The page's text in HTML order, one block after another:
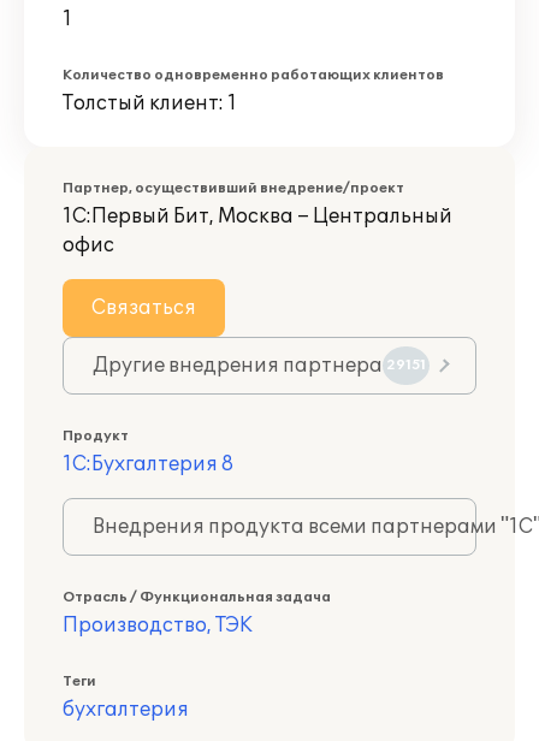
1
Количество одновременно работающих клиентов
Толстый клиент: 1
Партнер, осуществивший внедрение/проект
1С:Первый Бит, Москва – Центральный
офис
Связаться
Другие внедрения партнера 29151
Продукт
1С:Бухгалтерия 8
Внедрения продукта всеми партнерами
Отрасль / Функциональная задача
Производство, ТЭК
Теги
бухгалтерия